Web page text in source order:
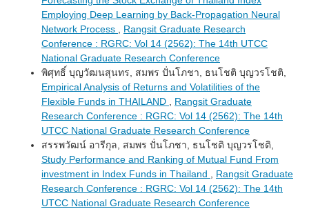
Employing Deep Learning by Back-Propagation Neural
Network Process
Rangsit Graduate Research
Conference : RGRC: Vol 14 (2562): The 14th UTCC
National Graduate Research Conference
พิศุทธิ์ บุญวัฒนสุนทร, สมพร ปั่นโภชา, ธนโชติ บุญวรโชติ,
Empirical Analysis of Returns and Volatilities of the
Flexible Funds in THAILAND
Rangsit Graduate
Research Conference : RGRC: Vol 14 (2562): The 14th
UTCC National Graduate Research Conference
สรรพวัฒน์ อารีกุล, สมพร ปั่นโภชา, ธนโชติ บุญวรโชติ,
Study Performance and Ranking of Mutual Fund From
investment in Index Funds in Thailand
Rangsit Graduate
Research Conference : RGRC: Vol 14 (2562): The 14th
UTCC National Graduate Research Conference